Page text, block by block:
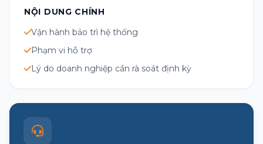
NỘI DUNG CHÍNH
Vận hành bảo trì hệ thống
Phạm vi hỗ trợ
Lý do doanh nghiệp cần rà soát định kỳ